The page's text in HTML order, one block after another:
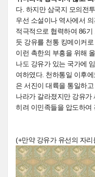
다. 하지만 삼국지 모의전
우선 소설이나 역사에서
적극적으로 협력하여 86
듯 강유를 천통 킹메이커
이런 촉한의 부흥을 위해
나도 강유가 있는 국가에
여하였다. 천하통일 이후
은 서진이 대륙을 통일하
나라가 갈라졌지만 강유가
히려 이민족들을 압도하여
(+만약 강유가 유선의 자